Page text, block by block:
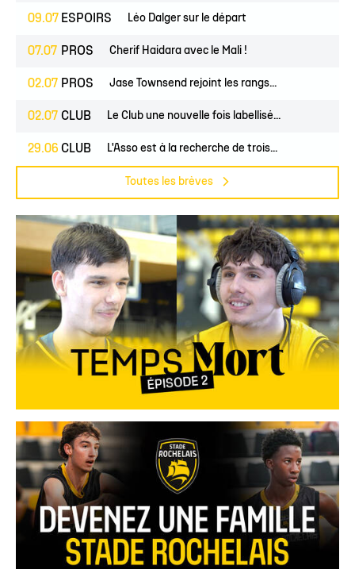
09.07 ESPOIRS Léo Dalger sur le départ
07.07 PROS Cherif Haidara avec le Mali !
02.07 PROS Jase Townsend rejoint les rangs...
02.07 CLUB Le Club une nouvelle fois labellisé...
29.06 CLUB L'Asso est à la recherche de trois...
Toutes les brèves